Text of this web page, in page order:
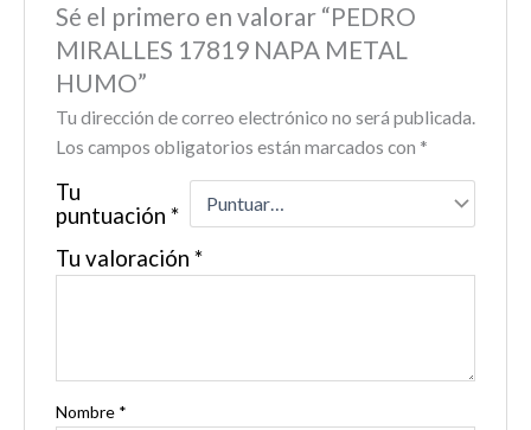
Sé el primero en valorar “PEDRO
MIRALLES 17819 NAPA METAL
HUMO”
Tu dirección de correo electrónico no será publicada.
Los campos obligatorios están marcados con *
Tu
puntuación *
Tu valoración *
Nombre *